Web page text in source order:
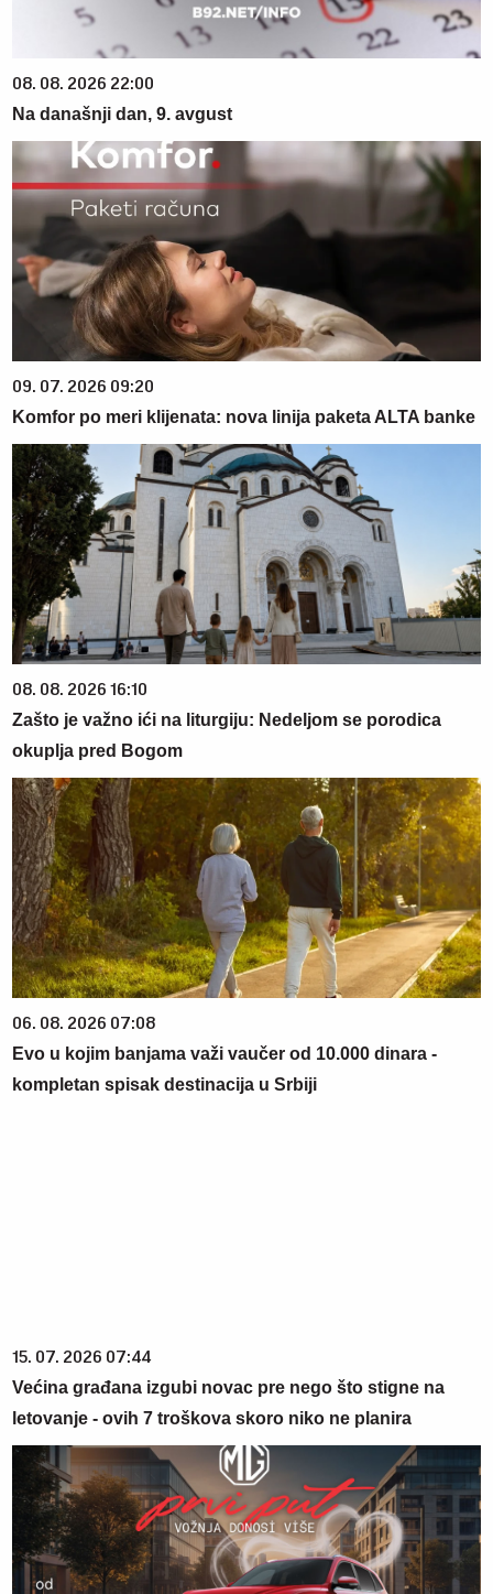
08. 08. 2026 22:00
Na današnji dan, 9. avgust
09. 07. 2026 09:20
Komfor po meri klijenata: nova linija paketa ALTA banke
08. 08. 2026 16:10
Zašto je važno ići na liturgiju: Nedeljom se porodica
okuplja pred Bogom
06. 08. 2026 07:08
Evo u kojim banjama važi vaučer od 10.000 dinara -
kompletan spisak destinacija u Srbiji
15. 07. 2026 07:44
Većina građana izgubi novac pre nego što stigne na
letovanje - ovih 7 troškova skoro niko ne planira